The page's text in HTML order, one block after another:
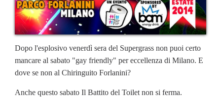
Dopo l'esplosivo venerdì sera del Supergrass non puoi certo
mancare al sabato "gay friendly" per eccellenza di Milano. E
dove se non al Chiringuito Forlanini?
Anche questo sabato Il Battito del Toilet non si ferma.